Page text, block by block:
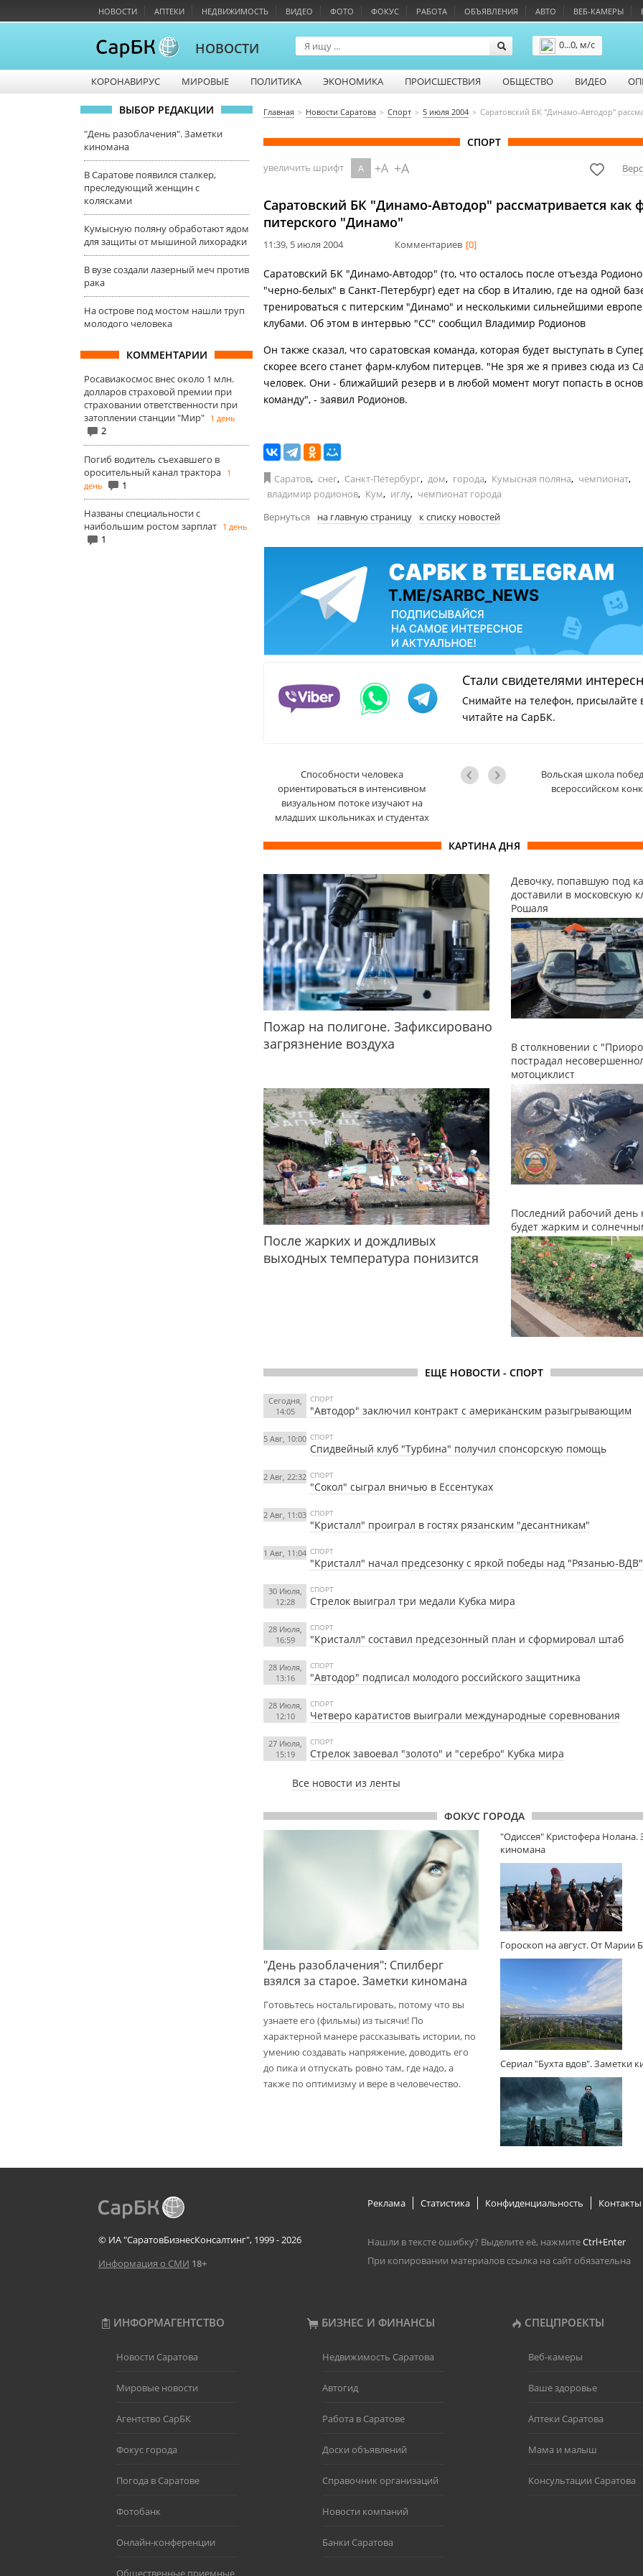
НОВОСТИ АПТЕКИ НЕДВИЖИМОСТЬ ВИДЕО ФОТО ФОКУС РАБОТА ОБЪЯВЛЕНИЯ АВТО ВЕБ-КАМЕРЫ
НОВОСТИ
0...0, м/с
КОРОНАВИРУС МИРОВЫЕ ПОЛИТИКА ЭКОНОМИКА ПРОИСШЕСТВИЯ ОБЩЕСТВО ВИДЕО
ВЫБОР РЕДАКЦИИ
"День разоблачения". Заметки
киномана
В Саратове появился сталкер,
преследующий женщин с
колясками
Кумысную поляну обработают ядом
для защиты от мышиной лихорадки
В вузе создали лазерный меч против
рака
На острове под мостом нашли труп
молодого человека
КОММЕНТАРИИ
Росавиакосмос внес около 1 млн.
долларов страховой премии при
страховании ответственности при
затоплении станции "Мир" 1 день
2
Погиб водитель съехавшего в
оросительный канал трактора 1
день
1
Названы специальности с
наибольшим ростом зарплат 1 день
1
Главная Новости Саратова Спорт 5 июля 2004 Саратовский БК "Динамо-Автодор"
СПОРТ
увеличить шрифт A +A +A
Саратовский БК "Динамо-Автодор" рассматривается как
питерского "Динамо"
11:39, 5 июля 2004 Комментариев [0]
Саратовский БК "Динамо-Автодор" (то, что осталось после отъезда
"черно-белых" в Санкт-Петербург) едет на сбор в Италию, где на одной
тренироваться с питерским "Динамо" и несколькими сильнейшими
клубами. Об этом в интервью "СС" сообщил Владимир Родионов
Он также сказал, что саратовская команда, которая будет выступать в
скорее всего станет фарм-клубом питерцев. "Не зря же я привез сюда из
человек. Они - ближайший резерв и в любой момент могут попасть в
команду", - заявил Родионов.
Саратов, снег, Санкт-Петербург, дом, города, Кумысная поляна, чемпионат,
владимир родионов, Кум, иглу, чемпионат города
Вернуться
на главную страницу к списку новостей
Стали свидетелями
Снимайте на телефон, присылайте
читайте на СарБК.
Способности человека
ориентироваться в интенсивном
визуальном потоке изучают на
младших школьниках и студентах
Вольская школа
всероссийском
КАРТИНА ДНЯ
Пожар на полигоне. Зафиксировано
загрязнение воздуха
После жарких и дождливых
выходных температура понизится
Девочку, попавшую под
доставили в московскую
Рошаля
В столкновении с
пострадал
мотоциклист
Последний рабочий день
будет жарким и
ЕЩЕ НОВОСТИ - СПОРТ
Сегодня,
14:05
СПОРТ
"Автодор" заключил контракт с американским разыгрывающим
5 Авг, 10:00 СПОРТ
Спидвейный клуб "Турбина" получил спонсорскую помощь
2 Авг, 22:32 СПОРТ
"Сокол" сыграл вничью в Ессентуках
2 Авг, 11:03 СПОРТ
"Кристалл" проиграл в гостях рязанским "десантникам"
1 Авг, 11:04 СПОРТ
"Кристалл" начал предсезонку с яркой победы над "Рязанью-ВДВ"
30 Июля,
12:28
СПОРТ
Стрелок выиграл три медали Кубка мира
28 Июля,
16:59
СПОРТ
"Кристалл" составил предсезонный план и сформировал штаб
28 Июля,
13:16
СПОРТ
"Автодор" подписал молодого российского защитника
28 Июля,
12:10
СПОРТ
Четверо каратистов выиграли международные соревнования
27 Июля,
15:19
СПОРТ
Стрелок завоевал "золото" и "серебро" Кубка мира
Все новости из ленты
ФОКУС ГОРОДА
"День разоблачения": Спилберг
взялся за старое. Заметки киномана
Готовьтесь ностальгировать, потому что вы
узнаете его (фильмы) из тысячи! По
характерной манере рассказывать истории, по
умению создавать напряжение, доводить его
до пика и отпускать ровно там, где надо, а
также по оптимизму и вере в человечество.
"Одиссея" Кристофера Нолана.
киномана
Гороскоп на август. От Марии
Сериал "Бухта вдов". Заметки
© ИА "СаратовБизнесКонсалтинг", 1999 - 2026
Информация о СМИ 18+
Реклама Статистика Конфиденциальность Контакты
Нашли в тексте ошибку? Выделите её, нажмитеCtrl+Enter
При копировании материалов ссылка на сайт обязательна
ИНФОРМАГЕНТСТВО БИЗНЕС И ФИНАНСЫ СПЕЦПРОЕКТЫ
Новости Саратова
Мировые новости
Агентство СарБК
Фокус города
Погода в Саратове
Фотобанк
Онлайн-конференции
Общественные приемные
Недвижимость Саратова
Автогид
Работа в Саратове
Доски объявлений
Справочник организаций
Новости компаний
Банки Саратова
Веб-камеры
Ваше здоровье
Аптеки Саратова
Мама и малыш
Консультации Саратова